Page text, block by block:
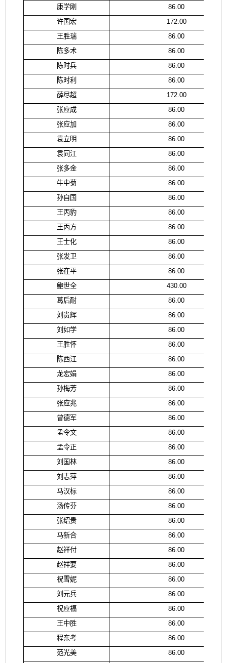
康学刚
86.00
许国宏
172.00
王胜瑞
86.00
陈多术
86.00
陈时兵
86.00
陈时利
86.00
薛尽超
172.00
张应成
86.00
张应加
86.00
袁立明
86.00
袁同江
86.00
张多金
86.00
牛中菊
86.00
孙自国
86.00
王丙豹
86.00
王丙方
86.00
王士化
86.00
张发卫
86.00
张在平
86.00
鲍世全
430.00
葛后耐
86.00
刘贵辉
86.00
刘如学
86.00
王胜怀
86.00
陈西江
86.00
龙宏娟
86.00
孙梅芳
86.00
张应兆
86.00
曾德军
86.00
孟令文
86.00
孟令正
86.00
刘国林
86.00
刘志萍
86.00
马汉标
86.00
汤传芬
86.00
张绍贵
86.00
马新合
86.00
赵祥付
86.00
赵祥要
86.00
祝雪妮
86.00
刘元兵
86.00
祝应福
86.00
王中胜
86.00
程东考
86.00
范光美
86.00